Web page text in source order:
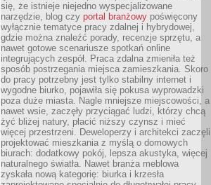
się, że istnieje niejedno wyspecjalizowane
narzędzie, blog czy portal branżowy poświęcony
wyłącznie tematyce pracy zdalnej i hybrydowej,
gdzie można znaleźć porady, recenzje sprzętu, a
nawet gotowe scenariusze spotkań online
integrujących zespół. Praca zdalna zmieniła też
sposób postrzegania miejsca zamieszkania. Skoro
do pracy potrzebny jest tylko stabilny internet i
wygodne biurko, pojawiła się pokusa wyprowadzki
poza duże miasta. Nagle mniejsze miejscowości, a
nawet wsie, zaczęły przyciągać ludzi, którzy chcą
żyć bliżej natury, płacić niższy czynsz i mieć
więcej przestrzeni. Deweloperzy i architekci zaczęli
projektować mieszkania z myślą o domowych
biurach: dodatkowy pokój, lepsza akustyka, więcej
naturalnego światła. Nawet branża meblowa
zyskała nową kategorię: biurka i krzesła